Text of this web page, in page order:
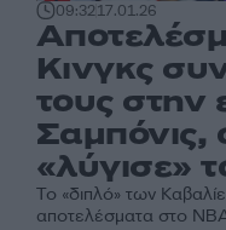
09:3217.01.26
Κινγκς
τους στην
Σαμπόνις,
«λύγισε»
Το «διπλό» των
αποτελέσματα στο